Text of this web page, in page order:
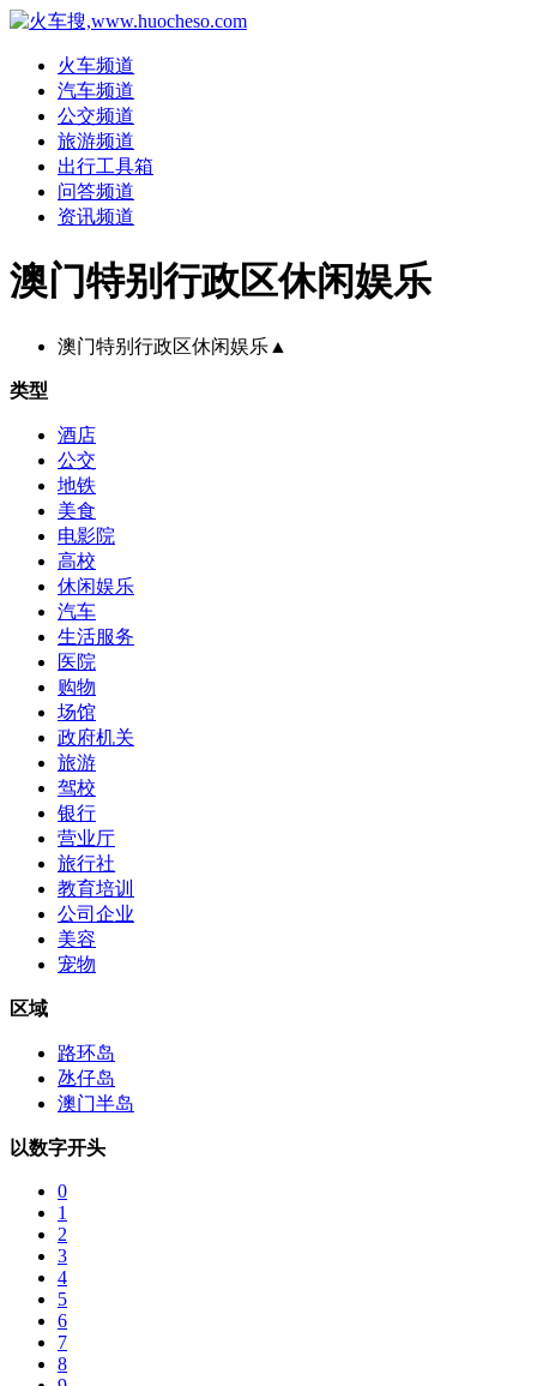
火车频道
汽车频道
公交频道
旅游频道
出行工具箱
问答频道
资讯频道
澳门特别行政区休闲娱乐
澳门特别行政区休闲娱乐 ▲
类型
酒店
公交
地铁
美食
电影院
高校
休闲娱乐
汽车
生活服务
医院
购物
场馆
政府机关
旅游
驾校
银行
营业厅
旅行社
教育培训
公司企业
美容
宠物
区域
路环岛
氹仔岛
澳门半岛
以数字开头
0
1
2
3
4
5
6
7
8